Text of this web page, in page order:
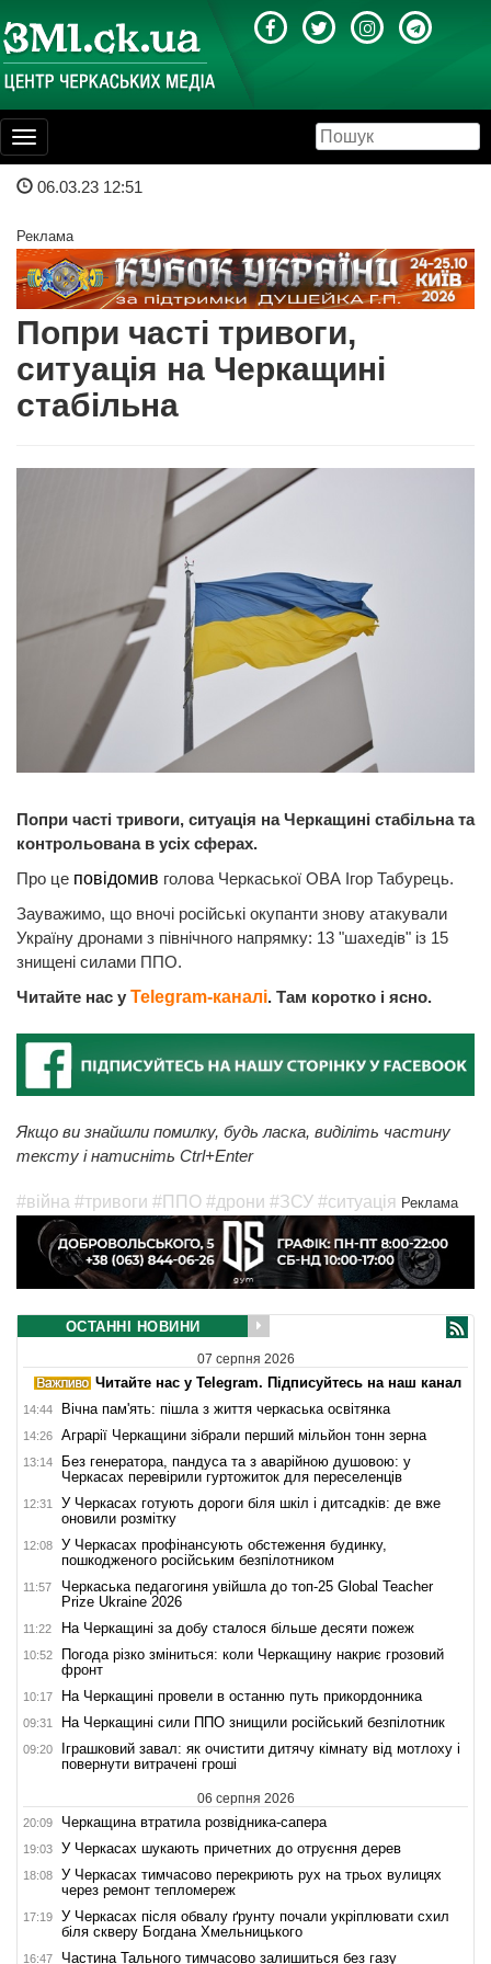
Toggle
navigation
06.03.23 12:51
Реклама
Попри часті тривоги,
ситуація на Черкащині
стабільна
Попри часті тривоги, ситуація на Черкащині стабільна та
контрольована в усіх сферах.
Про це повідомив голова Черкаської ОВА Ігор Табурець.
Зауважимо, що вночі російські окупанти знову атакували
Україну дронами з північного напрямку: 13 "шахедів" із 15
знищені силами ППО.
Читайте нас у Telegram-каналі. Там коротко і ясно.
Якщо ви знайшли помилку, будь ласка, виділіть частину
тексту і натисніть Ctrl+Enter
#війна #тривоги #ППО #дрони #ЗСУ #ситуація Реклама
ОСТАННІ НОВИНИ
07 серпня 2026
Читайте нас у Telegram. Підписуйтесь на наш канал
14:44 Вічна пам'ять: пішла з життя черкаська освітянка
14:26 Аграрії Черкащини зібрали перший мільйон тонн зерна
13:14
Без генератора, пандуса та з аварійною душовою: у
Черкасах перевірили гуртожиток для переселенців
12:31
У Черкасах готують дороги біля шкіл і дитсадків: де вже
оновили розмітку
12:08
У Черкасах профінансують обстеження будинку,
пошкодженого російським безпілотником
11:57
Черкаська педагогиня увійшла до топ-25 Global Teacher
Prize Ukraine 2026
11:22 На Черкащині за добу сталося більше десяти пожеж
10:52
Погода різко зміниться: коли Черкащину накриє грозовий
фронт
10:17 На Черкащині провели в останню путь прикордонника
09:31 На Черкащині сили ППО знищили російський безпілотник
09:20
Іграшковий завал: як очистити дитячу кімнату від мотлоху і
повернути витрачені гроші
06 серпня 2026
20:09 Черкащина втратила розвідника-сапера
19:03 У Черкасах шукають причетних до отруєння дерев
18:08
У Черкасах тимчасово перекриють рух на трьох вулицях
через ремонт тепломереж
17:19
У Черкасах після обвалу ґрунту почали укріплювати схил
біля скверу Богдана Хмельницького
16:47 Частина Тального тимчасово залишиться без газу